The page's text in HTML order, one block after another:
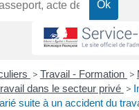
> Travail - Formation >
dans le secteur privé >
suite à un accident du